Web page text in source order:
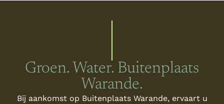
Groen. Water. Buitenplaats
Warande.
Bij aankomst op Buitenplaats Warande, ervaart u